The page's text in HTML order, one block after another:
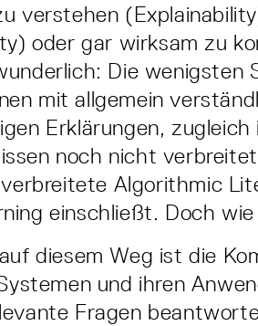
verstehen
oder gar wirksam zu
Die wenigsten
mit allgemein
Erklärungen,
noch nicht
Algorithmic
einschließt. Doch
diesem Weg ist die
und ihren
Fragen